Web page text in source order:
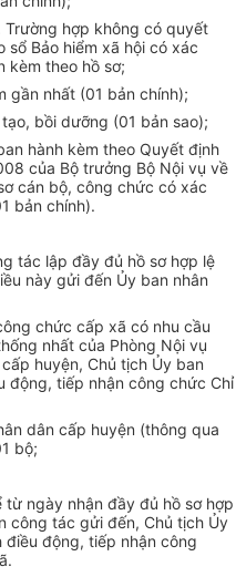
Trường hợp không có quyết
sổ Bảo hiểm xã hội có xác
kèm theo hồ sơ;
gần nhất (01 bản chính);
bồi dưỡng (01 bản sao);
hành kèm theo Quyết định
của Bộ trưởng Bộ Nội vụ về
cán bộ, công chức có xác
bản chính).
tác lập đầy đủ hồ sơ hợp lệ
này gửi đến Ủy ban nhân
chức cấp xã có nhu cầu
nhất của Phòng Nội vụ
huyện, Chủ tịch Ủy ban
động, tiếp nhận công chức Chỉ
dân cấp huyện (thông qua
bộ;
ngày nhận đầy đủ hồ sơ hợp
công tác gửi đến, Chủ tịch Ủy
động, tiếp nhận công